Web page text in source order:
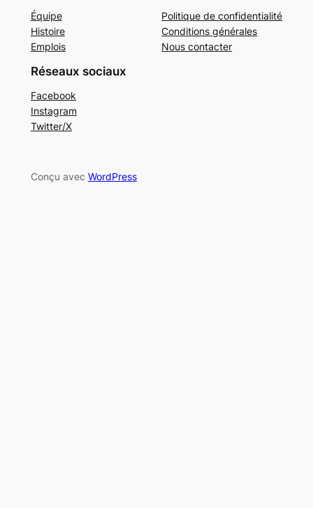
Équipe
Histoire
Emplois
Politique de confidentialité
Conditions générales
Nous contacter
Réseaux sociaux
Facebook
Instagram
Twitter/X
Conçu avec WordPress